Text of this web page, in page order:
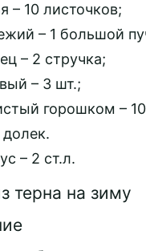
– 10 листочков;
– 1 большой
– 2 стручка;
– 3 шт.;
горошком –
долек.
– 2 ст.л.